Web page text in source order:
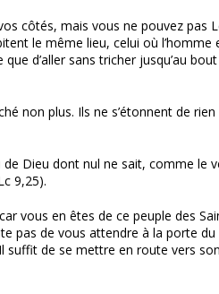
côtés, mais vous ne pouvez pas
le même lieu, celui où
d’aller sans tricher jusqu’au
non plus. Ils ne s’étonnent de
Dieu dont nul ne sait, comme le
9,25).
vous en êtes de ce peuple des
pas de vous attendre à la porte
suffit de se mettre en route vers